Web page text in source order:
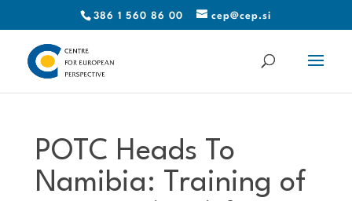
386 1 560 86 00 cep@cep.si
POTC Heads To
Namibia: Training of